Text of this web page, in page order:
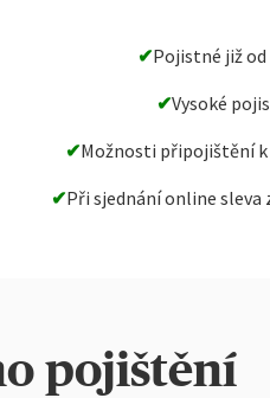
✔Pojistné již od
✔Vysoké
✔Možnosti připojištění
✔Při sjednání online
pojištění